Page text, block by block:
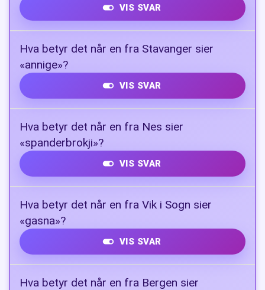
VIS SVAR
Det betyr "når?"
Hva betyr det når en fra Stavanger sier
«annige»?
VIS SVAR
Hva betyr det når en fra Nes sier
«spanderbrokji»?
VIS SVAR
Raus og gavmild
Hva betyr det når en fra Vik i Sogn sier
«gasna»?
VIS SVAR
Å glane og strekke hodet fram
Hva betyr det når en fra Bergen sier